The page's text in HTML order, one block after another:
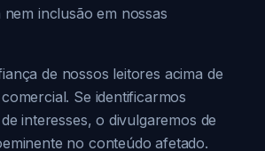
inclusão em nossas
de nossos leitores acima de
Se identificarmos
interesses, o divulgaremos de
no conteúdo afetado.